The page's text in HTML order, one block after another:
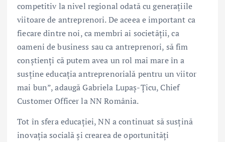
competitiv la nivel regional odată cu generațiile
viitoare de antreprenori. De aceea e important ca
fiecare dintre noi, ca membri ai societății, ca
oameni de business sau ca antreprenori, să fim
conștienți că putem avea un rol mai mare în a
susține educația antreprenorială pentru un viitor
mai bun”, adaugă Gabriela Lupaș-Țicu, Chief
Customer Officer la NN România.
Tot în sfera educației, NN a continuat să susțină
inovația socială și crearea de oportunități